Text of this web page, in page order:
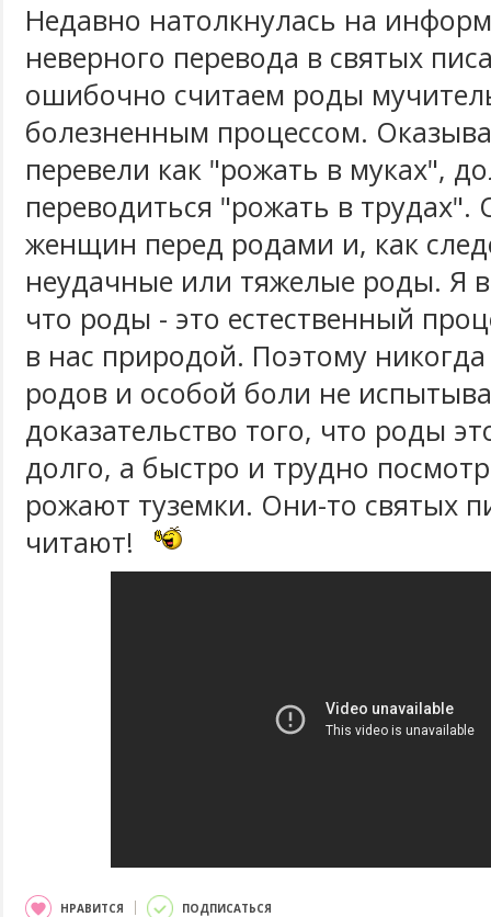
Недавно натолкнулась на
неверного перевода в святых
ошибочно считаем роды
болезненным процессом.
перевели как "рожать в муках",
переводиться "рожать в трудах".
женщин перед родами и, как
неудачные или тяжелые роды. Я
что роды - это естественный
в нас природой. Поэтому
родов и особой боли не
доказательство того, что роды
долго, а быстро и трудно
рожают туземки. Они-то святых
читают!
НРАВИТСЯ ПОДПИСАТЬСЯ